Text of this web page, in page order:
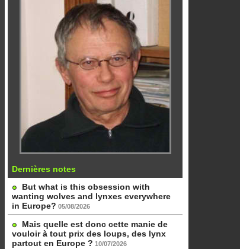
Dernières notes
But what is this obsession with
wanting wolves and lynxes everywhere
in Europe? 05/08/2026
Mais quelle est donc cette manie de
vouloir à tout prix des loups, des lynx
partout en Europe ? 10/07/2026